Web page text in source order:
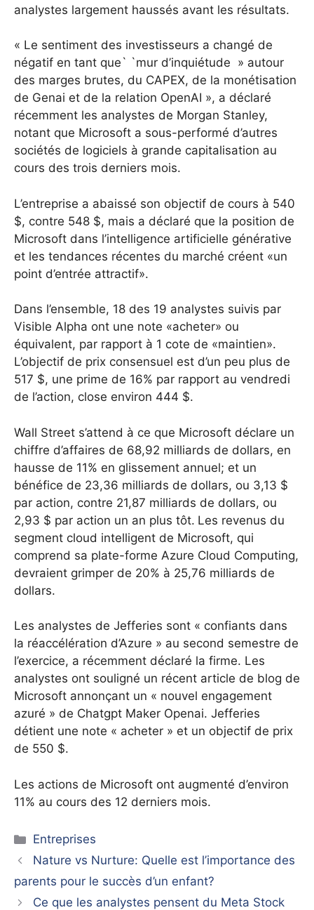
analystes largement haussés avant les résultats.
« Le sentiment des investisseurs a changé de
négatif en tant que` `mur d’inquiétude » autour
des marges brutes, du CAPEX, de la monétisation
de Genai et de la relation OpenAI », a déclaré
récemment les analystes de Morgan Stanley,
notant que Microsoft a sous-performé d’autres
sociétés de logiciels à grande capitalisation au
cours des trois derniers mois.
L’entreprise a abaissé son objectif de cours à 540
$, contre 548 $, mais a déclaré que la position de
Microsoft dans l’intelligence artificielle générative
et les tendances récentes du marché créent «un
point d’entrée attractif».
Dans l’ensemble, 18 des 19 analystes suivis par
Visible Alpha ont une note «acheter» ou
équivalent, par rapport à 1 cote de «maintien».
L’objectif de prix consensuel est d’un peu plus de
517 $, une prime de 16% par rapport au vendredi
de l’action, close environ 444 $.
Wall Street s’attend à ce que Microsoft déclare un
chiffre d’affaires de 68,92 milliards de dollars, en
hausse de 11% en glissement annuel; et un
bénéfice de 23,36 milliards de dollars, ou 3,13 $
par action, contre 21,87 milliards de dollars, ou
2,93 $ par action un an plus tôt. Les revenus du
segment cloud intelligent de Microsoft, qui
comprend sa plate-forme Azure Cloud Computing,
devraient grimper de 20% à 25,76 milliards de
dollars.
Les analystes de Jefferies sont « confiants dans
la réaccélération d’Azure » au second semestre de
l’exercice, a récemment déclaré la firme. Les
analystes ont souligné un récent article de blog de
Microsoft annonçant un « nouvel engagement
azuré » de Chatgpt Maker Openai. Jefferies
détient une note « acheter » et un objectif de prix
de 550 $.
Les actions de Microsoft ont augmenté d’environ
11% au cours des 12 derniers mois.
Catégories
Entreprises
Nature vs Nurture: Quelle est l’importance des
parents pour le succès d’un enfant?
Ce que les analystes pensent du Meta Stock